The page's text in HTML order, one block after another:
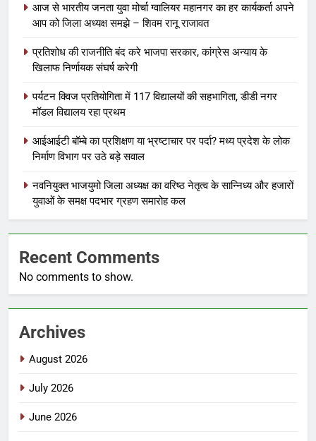
आज से भारतीय जनता युवा मोर्चा ग्वालियर महानगर का हर कार्यकर्ता अपने
आप को जिला अध्यक्ष समझे – शिवम रानू राजावत
प्रतिशोध की राजनीति बंद करे भाजपा सरकार, कांग्रेस अन्याय के
खिलाफ निर्णायक संघर्ष करेगी
पर्यटन क्विज प्रतियोगिता में 117 विद्यालयों की सहभागिता, डीडी नगर
मॉडल विद्यालय रहा प्रथम
आईआईटी बॉम्बे का प्रशिक्षण या भ्रष्टाचार पर पर्दा? मध्य प्रदेश के लोक
निर्माण विभाग पर उठे बड़े सवाल
नवनियुक्त भाजयुमो जिला अध्यक्ष का वरिष्ठ नेतृत्व के सान्निध्य और हजारों
युवाओं के समक्ष पदभार ग्रहण समारोह कल
Recent Comments
No comments to show.
Archives
August 2026
July 2026
June 2026